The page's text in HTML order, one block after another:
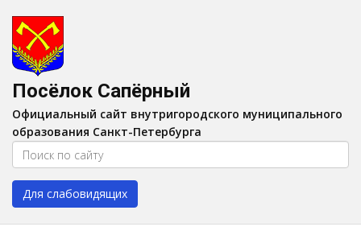
Изображения:
Цвет:A A
Посёлок Сапёрный
Официальный сайт внутригородского муниципального
образования Санкт-Петербурга
Для слабовидящих